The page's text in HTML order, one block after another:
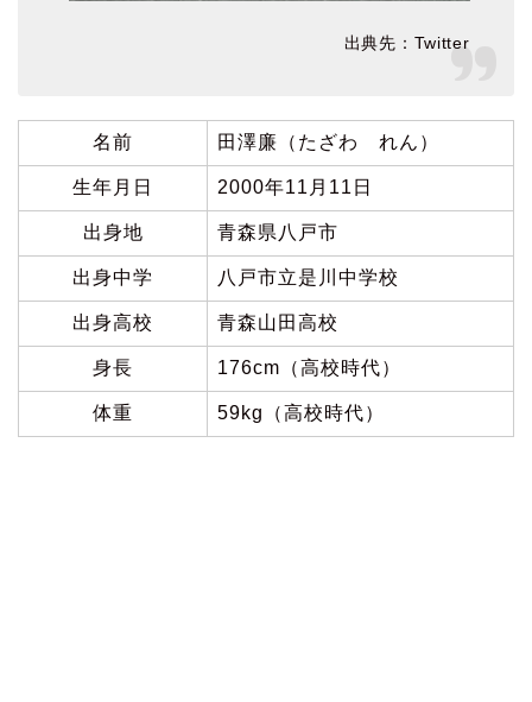
出典先：Twitter
名前 田澤廉（たざわ れん）
生年月日 2000年11月11日
出身地 青森県八戸市
出身中学 八戸市立是川中学校
出身高校 青森山田高校
身長 176cm（高校時代）
体重 59kg（高校時代）